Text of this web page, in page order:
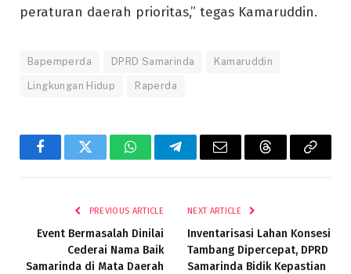
peraturan daerah prioritas,” tegas Kamaruddin.
Bapemperda DPRD Samarinda Kamaruddin
Lingkungan Hidup Raperda
FacebookTwitter WhatsAppTelegramEmail ThreadsCopy
PREVIOUS ARTICLE
Event Bermasalah Dinilai
Cederai Nama Baik
Samarinda di Mata Daerah
NEXT ARTICLE
Inventarisasi Lahan Konsesi
Tambang Dipercepat, DPRD
Samarinda Bidik Kepastian